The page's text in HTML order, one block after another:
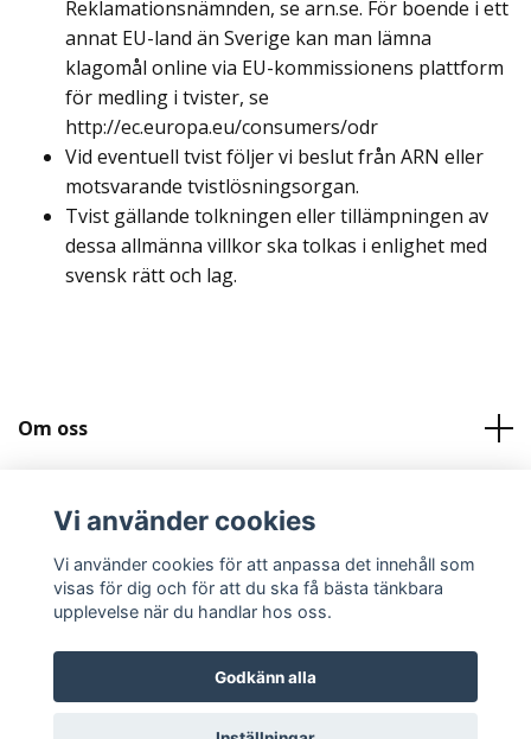
Reklamationsnämnden, se arn.se. För boende i ett
annat EU-land än Sverige kan man lämna
klagomål online via EU-kommissionens plattform
för medling i tvister, se
http://ec.europa.eu/consumers/odr
Vid eventuell tvist följer vi beslut från ARN eller
motsvarande tvistlösningsorgan.
Tvist gällande tolkningen eller tillämpningen av
dessa allmänna villkor ska tolkas i enlighet med
svensk rätt och lag.
Om oss
Köpvilkor och Kontakt
© 2026 Svenskatygtavlor.se
Vi använder cookies
Vi använder cookies för att anpassa det innehåll som
visas för dig och för att du ska få bästa tänkbara
upplevelse när du handlar hos oss.
Godkänn alla